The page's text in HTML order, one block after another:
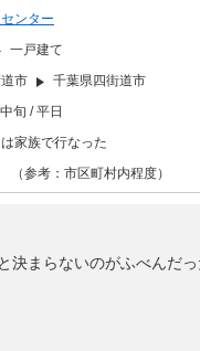
ダンボールの引き取りは
かっているが、やはり料
ンター
一戸建て
市
千葉県四街道市
旬 / 平日
家族で行なった
参考：市区町村内程度）
決まらないのがふべんだ